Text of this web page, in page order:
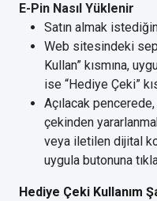
E-Pin Nasıl Yüklenir
Satın almak
Web sitesindeki
Kullan” kısmına,
ise “Hediye Çeki”
Açılacak
çekinden
veya iletilen dijital
uygula butonuna
Hediye Çeki Kullanım